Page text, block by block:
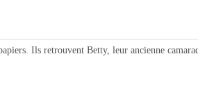
Ils retrouvent Betty, leur ancienne